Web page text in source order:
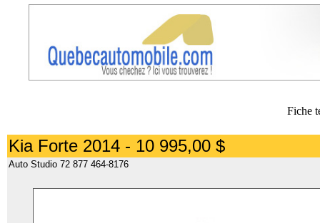
Fiche
Kia Forte 2014 - 10 995,00 $
Auto Studio 72 877 464-8176